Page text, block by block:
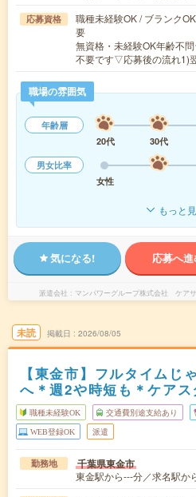
応募資格
職種未経験OK / ブランク
要
無資格・未経験OK年齢不
不要です▽応募後の流れ1)
職場の雰囲気
年齢層
20代
30代
男女比率
女性
もっと
気になる! 応募へ
派遣会社 マンパワーグループ株式会社 ケア
未読 掲載日 2026/08/05
【東金市】フルタイムじ
へ＊週2や時短も＊ケアス
職種未経験OK 交通費別途支給あり
WEB登録OK 派遣
勤務地 千葉県東金市
東金駅から---分／求名駅か